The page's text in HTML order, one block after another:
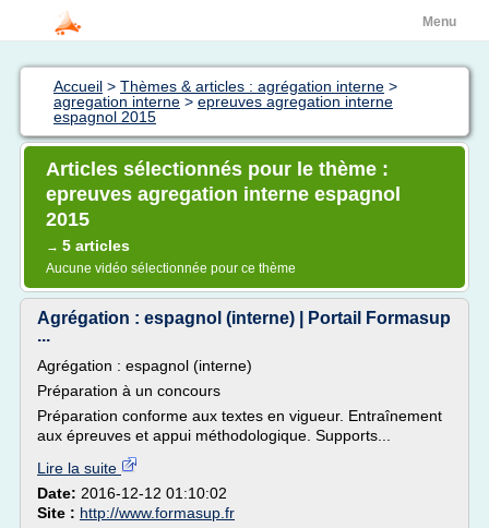
Menu
Accueil > Thèmes & articles : agrégation interne >
agregation interne > epreuves agregation interne
espagnol 2015
Articles sélectionnés pour le thème :
epreuves agregation interne espagnol
2015
→ 5 articles
Aucune vidéo sélectionnée pour ce thème
Agrégation : espagnol (interne) | Portail Formasup
...
Agrégation : espagnol (interne)
Préparation à un concours
Préparation conforme aux textes en vigueur. Entraînement
aux épreuves et appui méthodologique. Supports...
Lire la suite
Date: 2016-12-12 01:10:02
Site : http://www.formasup.fr